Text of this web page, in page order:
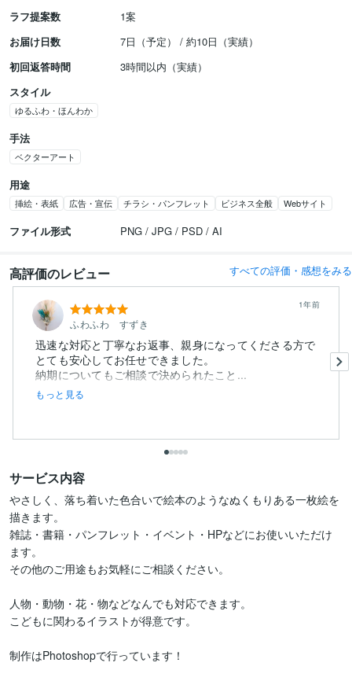
ラフ提案数
1案
お届け日数
7日（予定） / 約10日（実績）
初回返答時間
3時間以内（実績）
スタイル
ゆるふわ・ほんわか
手法
ベクターアート
用途
挿絵・表紙 広告・宣伝 チラシ・パンフレット ビジネス全般 Webサイト
ファイル形式 PNG / JPG / PSD / AI
高評価のレビュー すべての評価・感想をみる
ふわふわ すずき
1年前
迅速な対応と丁寧なお返事、親身になってくださる方で
とても安心してお任せできました。
納期についてもご相談で決められたこと...
もっと見る
サービス内容
やさしく、落ち着いた色合いで絵本のようなぬくもりある一枚絵を
描きます。
雑誌・書籍・パンフレット・イベント・HPなどにお使いいただけ
ます。
その他のご用途もお気軽にご相談ください。
人物・動物・花・物などなんでも対応できます。
こどもに関わるイラストが得意です。
制作はPhotoshopで行っています！